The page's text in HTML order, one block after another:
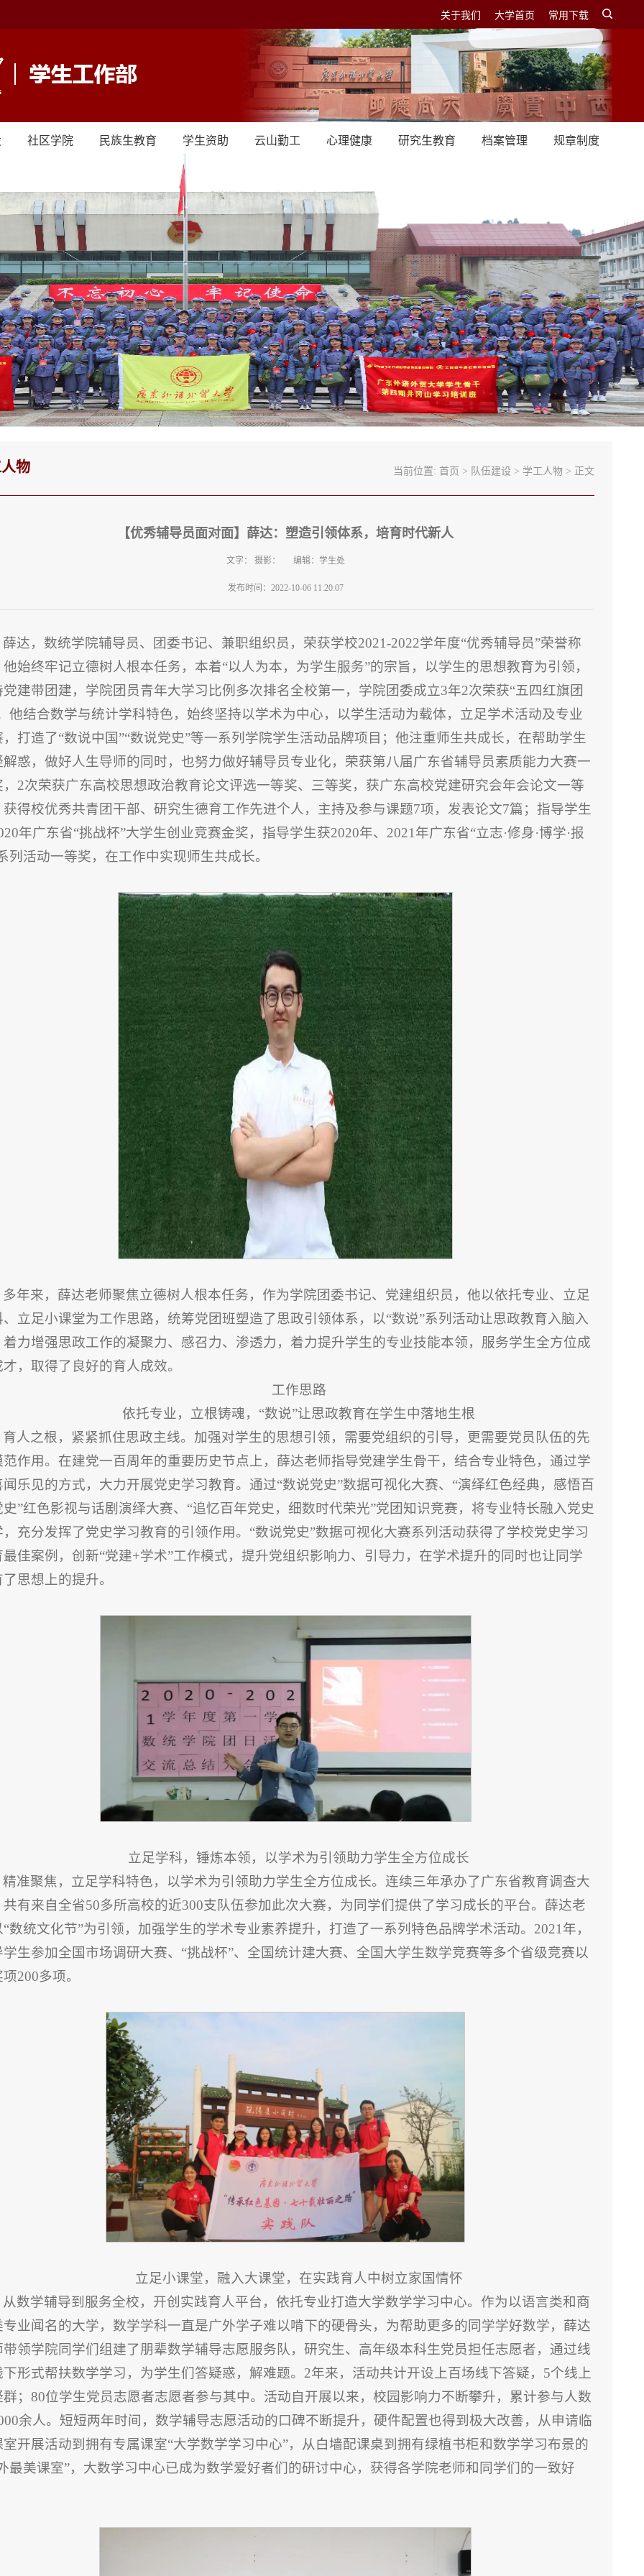
关于我们 大学首页 常用下载
社区学院 民族生教育 学生资助 云山勤工 心理健康 研究生教育 档案管理 规章制度
当前位置: 首页 > 队伍建设 > 学工人物 > 正文
物
【优秀辅导员面对面】薛达：塑造引领体系，培育时代新人
文字： 摄影： 编辑：学生处
发布时间：2022-10-06 11:20:07
薛达，数统学院辅导员、团委书记、兼职组织员，荣获学校2021-2022学年度“优秀辅导员”荣誉称
他始终牢记立德树人根本任务，本着“以人为本，为学生服务”的宗旨，以学生的思想教育为引领，
党建带团建，学院团员青年大学习比例多次排名全校第一，学院团委成立3年2次荣获“五四红旗团
他结合数学与统计学科特色，始终坚持以学术为中心，以学生活动为载体，立足学术活动及专业
，打造了“数说中国”“数说党史”等一系列学院学生活动品牌项目；他注重师生共成长，在帮助学生
解惑，做好人生导师的同时，也努力做好辅导员专业化，荣获第八届广东省辅导员素质能力大赛一
，2次荣获广东高校思想政治教育论文评选一等奖、三等奖，获广东高校党建研究会年会论文一等
获得校优秀共青团干部、研究生德育工作先进个人，主持及参与课题7项，发表论文7篇；指导学生
年广东省“挑战杯”大学生创业竞赛金奖，指导学生获2020年、2021年广东省“立志·修身·博学·报
列活动一等奖，在工作中实现师生共成长。
多年来，薛达老师聚焦立德树人根本任务，作为学院团委书记、党建组织员，他以依托专业、立足
、立足小课堂为工作思路，统筹党团班塑造了思政引领体系，以“数说”系列活动让思政教育入脑入
着力增强思政工作的凝聚力、感召力、渗透力，着力提升学生的专业技能本领，服务学生全方位成
，取得了良好的育人成效。
工作思路
依托专业，立根铸魂，“数说”让思政教育在学生中落地生根
育人之根，紧紧抓住思政主线。加强对学生的思想引领，需要党组织的引导，更需要党员队伍的先
范作用。在建党一百周年的重要历史节点上，薛达老师指导党建学生骨干，结合专业特色，通过学
闻乐见的方式，大力开展党史学习教育。通过“数说党史”数据可视化大赛、“演绎红色经典，感悟百
史”红色影视与话剧演绎大赛、“追忆百年党史，细数时代荣光”党团知识竞赛，将专业特长融入党史
，充分发挥了党史学习教育的引领作用。“数说党史”数据可视化大赛系列活动获得了学校党史学习
最佳案例，创新“党建+学术”工作模式，提升党组织影响力、引导力，在学术提升的同时也让同学
思想上的提升。
立足学科，锤炼本领，以学术为引领助力学生全方位成长
精准聚焦，立足学科特色，以学术为引领助力学生全方位成长。连续三年承办了广东省教育调查大
共有来自全省50多所高校的近300支队伍参加此次大赛，为同学们提供了学习成长的平台。薛达老
“数统文化节”为引领，加强学生的学术专业素养提升，打造了一系列特色品牌学术活动。2021年，
学生参加全国市场调研大赛、“挑战杯”、全国统计建大赛、全国大学生数学竞赛等多个省级竞赛以
200多项。
立足小课堂，融入大课堂，在实践育人中树立家国情怀
从数学辅导到服务全校，开创实践育人平台，依托专业打造大学数学学习中心。作为以语言类和商
专业闻名的大学，数学学科一直是广外学子难以啃下的硬骨头，为帮助更多的同学学好数学，薛达
带领学院同学们组建了朋辈数学辅导志愿服务队，研究生、高年级本科生党员担任志愿者，通过线
下形式帮扶数学学习，为学生们答疑惑，解难题。2年来，活动共计开设上百场线下答疑，5个线上
群；80位学生党员志愿者志愿者参与其中。活动自开展以来，校园影响力不断攀升，累计参与人数
余人。短短两年时间，数学辅导志愿活动的口碑不断提升，硬件配置也得到极大改善，从申请临
室开展活动到拥有专属课室“大学数学学习中心”，从白墙配课桌到拥有绿植书柜和数学学习布景的
最美课室”，大数学习中心已成为数学爱好者们的研讨中心，获得各学院老师和同学们的一致好